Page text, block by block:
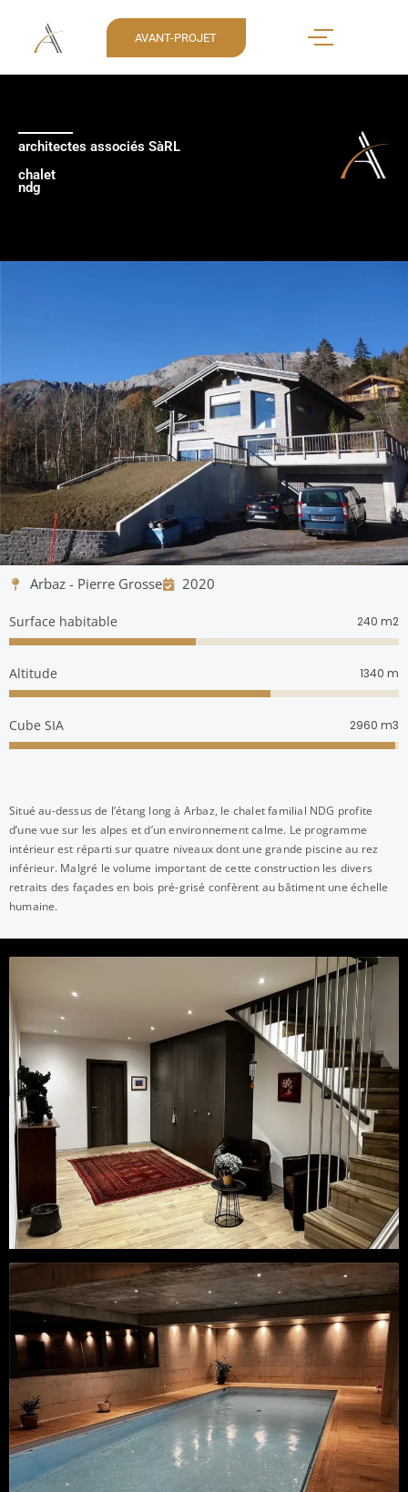
AVANT-PROJET
architectes associés SàRL
chalet
ndg
Arbaz - Pierre Grosse 2020
Surface habitable 240 m2
Altitude 1340 m
Cube SIA 2960 m3
Situé au-dessus de l’étang long à Arbaz, le chalet familial NDG profite
d’une vue sur les alpes et d’un environnement calme. Le programme
intérieur est réparti sur quatre niveaux dont une grande piscine au rez
inférieur. Malgré le volume important de cette construction les divers
retraits des façades en bois pré-grisé confèrent au bâtiment une échelle
humaine.